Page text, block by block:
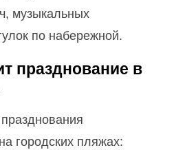
музыкальных
по набережной.
празднование в
городских пляжах: